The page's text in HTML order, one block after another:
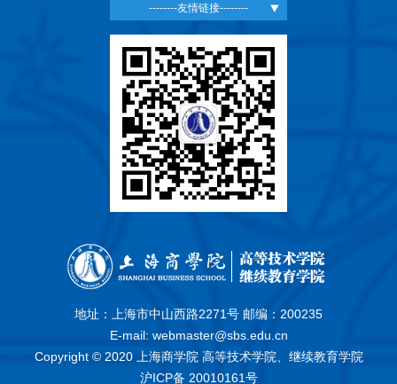
--------友情链接--------
地址：上海市中山西路2271号 邮编：200235
E-mail: webmaster@sbs.edu.cn
Copyright © 2020 上海商学院 高等技术学院、继续教育学院
沪ICP备 20010161号